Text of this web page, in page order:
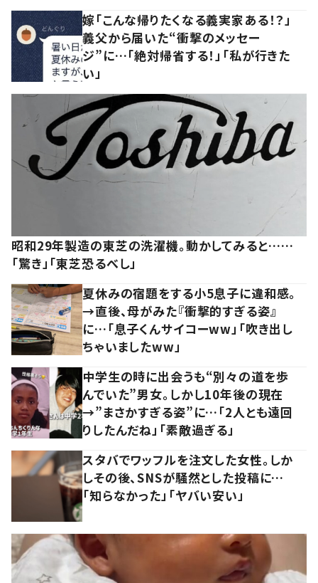
嫁「こんな帰りたくなる義実家ある！？」
義父から届いた“衝撃のメッセー
ジ”に…「絶対帰省する！」「私が行きた
い」
昭和29年製造の東芝の洗濯機。動かしてみると……
「驚き」「東芝恐るべし」
夏休みの宿題をする小5息子に違和感。
→直後、母がみた『衝撃的すぎる姿』
に…「息子くんサイコーww」「吹き出し
ちゃいましたww」
中学生の時に出会うも“別々の道を歩
んでいた”男女。しかし10年後の現在
→”まさかすぎる姿”に…「2人とも遠回
りしたんだね」「素敵過ぎる」
スタバでワッフルを注文した女性。しか
しその後、SNSが騒然とした投稿に…
「知らなかった」「ヤバい安い」